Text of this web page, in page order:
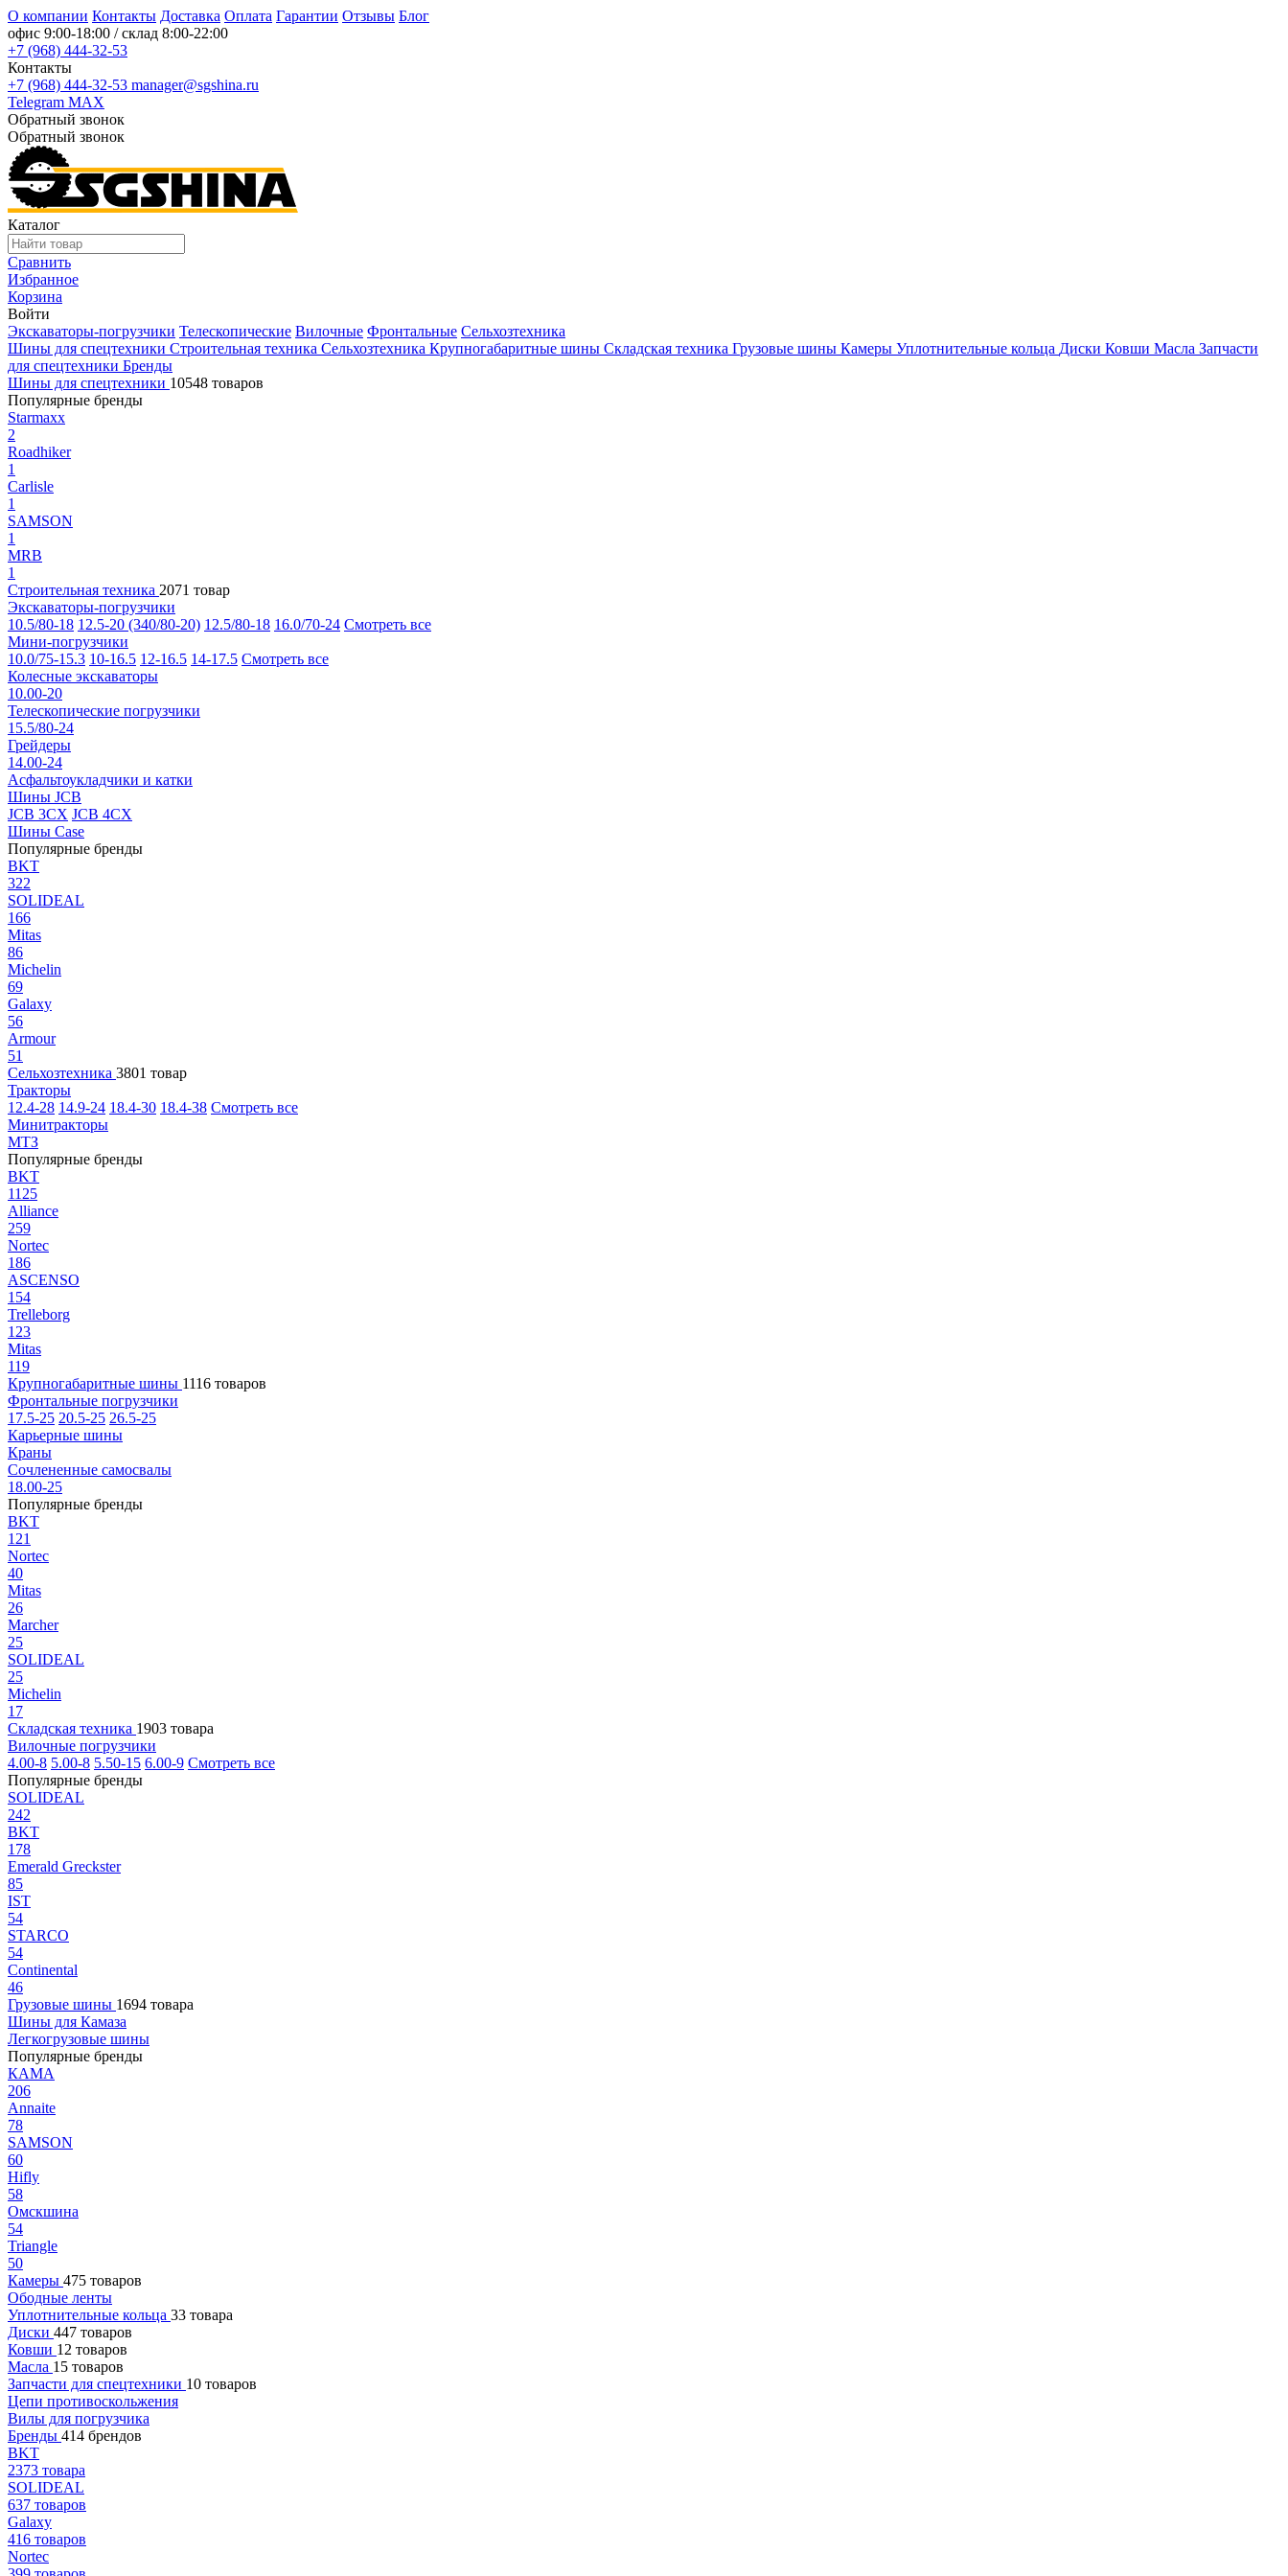
О компании Контакты Доставка Оплата Гарантии Отзывы Блог
офис 9:00-18:00 / склад 8:00-22:00
+7 (968) 444-32-53
Контакты
+7 (968) 444-32-53 manager@sgshina.ru
Telegram MAX
Обратный звонок
Обратный звонок
Каталог
Сравнить
Избранное
Корзина
Войти
Экскаваторы-погрузчики Телескопические Вилочные Фронтальные Сельхозтехника
Шины для спецтехники Строительная техника Сельхозтехника Крупногабаритные шины Складская техника Грузовые шины Камеры Уплотнительные кольца Диски Ковши Масла Запчасти
для спецтехники Бренды
Шины для спецтехники 10548 товаров
Популярные бренды
Starmaxx
2
Roadhiker
1
Carlisle
1
SAMSON
1
MRB
1
Строительная техника 2071 товар
Экскаваторы-погрузчики
10.5/80-18 12.5-20 (340/80-20) 12.5/80-18 16.0/70-24 Смотреть все
Мини-погрузчики
10.0/75-15.3 10-16.5 12-16.5 14-17.5 Смотреть все
Колесные экскаваторы
10.00-20
Телескопические погрузчики
15.5/80-24
Грейдеры
14.00-24
Асфальтоукладчики и катки
Шины JCB
JCB 3CX JCB 4CX
Шины Case
Популярные бренды
BKT
322
SOLIDEAL
166
Mitas
86
Michelin
69
Galaxy
56
Armour
51
Сельхозтехника 3801 товар
Тракторы
12.4-28 14.9-24 18.4-30 18.4-38 Смотреть все
Минитракторы
МТЗ
Популярные бренды
BKT
1125
Alliance
259
Nortec
186
ASCENSO
154
Trelleborg
123
Mitas
119
Крупногабаритные шины 1116 товаров
Фронтальные погрузчики
17.5-25 20.5-25 26.5-25
Карьерные шины
Краны
Сочлененные самосвалы
18.00-25
Популярные бренды
BKT
121
Nortec
40
Mitas
26
Marcher
25
SOLIDEAL
25
Michelin
17
Складская техника 1903 товара
Вилочные погрузчики
4.00-8 5.00-8 5.50-15 6.00-9 Смотреть все
Популярные бренды
SOLIDEAL
242
BKT
178
Emerald Greckster
85
IST
54
STARCO
54
Continental
46
Грузовые шины 1694 товара
Шины для Камаза
Легкогрузовые шины
Популярные бренды
КАМА
206
Annaite
78
SAMSON
60
Hifly
58
Омскшина
54
Triangle
50
Камеры 475 товаров
Ободные ленты
Уплотнительные кольца 33 товара
Диски 447 товаров
Ковши 12 товаров
Масла 15 товаров
Запчасти для спецтехники 10 товаров
Цепи противоскольжения
Вилы для погрузчика
Бренды 414 брендов
BKT
2373 товара
SOLIDEAL
637 товаров
Galaxy
416 товаров
Nortec